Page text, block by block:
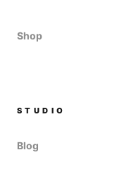
Shop
STUDIO
Blog